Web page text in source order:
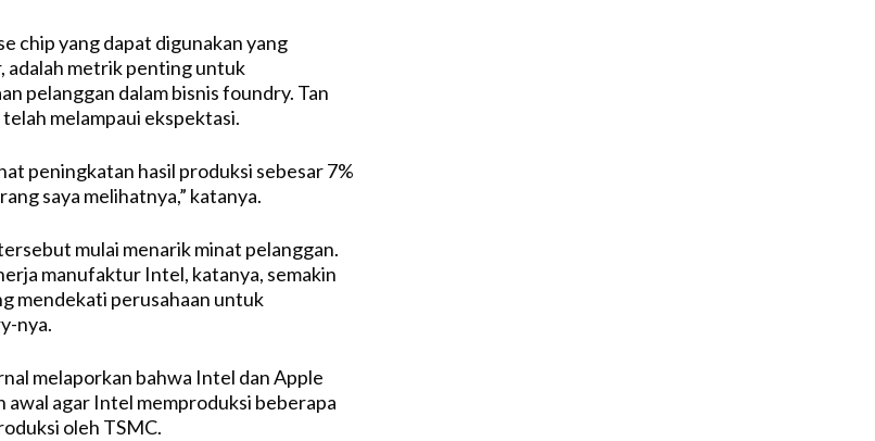
chip yang dapat digunakan yang
adalah metrik penting untuk
pelanggan dalam bisnis foundry. Tan
melampaui ekspektasi.
peningkatan hasil produksi sebesar 7%
saya melihatnya,” katanya.
mulai menarik minat pelanggan.
manufaktur Intel, katanya, semakin
mendekati perusahaan untuk
nya.
melaporkan bahwa Intel dan Apple
awal agar Intel memproduksi beberapa
oleh TSMC.